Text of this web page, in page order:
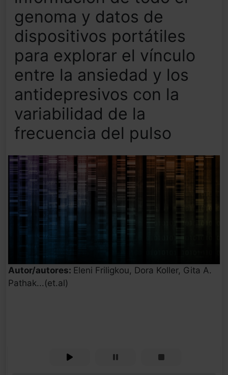
genoma y datos de
dispositivos portátiles
para explorar el vínculo
entre la ansiedad y los
antidepresivos con la
variabilidad de la
frecuencia del pulso
Autor/autores: Eleni Friligkou, Dora Koller, Gita A.
Pathak...(et.al)